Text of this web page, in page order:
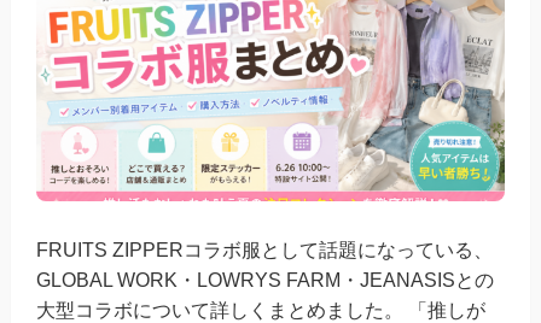
FRUITS ZIPPERコラボ服として話題になっている、
GLOBAL WORK・LOWRYS FARM・JEANASISとの
大型コラボについて詳しくまとめました。 「推しが